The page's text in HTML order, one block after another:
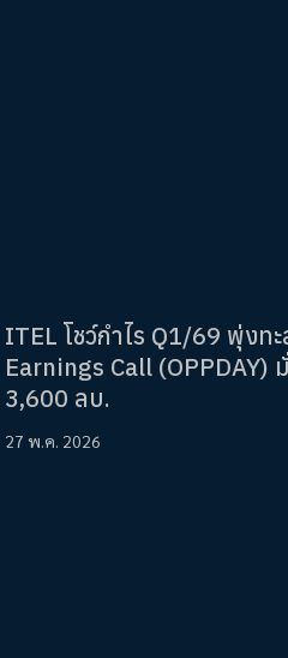
ITEL โชว์กำไร Q1/69 พุ่งท
Earnings Call (OPPDAY)
3,600 ลบ.
27 พ.ค. 2026